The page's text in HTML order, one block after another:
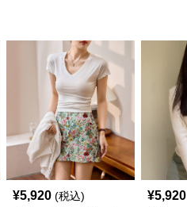
¥5,920 (税込) ¥5,920